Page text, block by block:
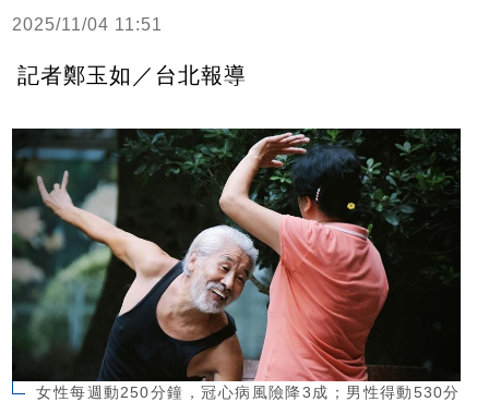
2025/11/04 11:51
記者鄭玉如／台北報導
女性每週動250分鐘，冠心病風險降3成；男性得動530分